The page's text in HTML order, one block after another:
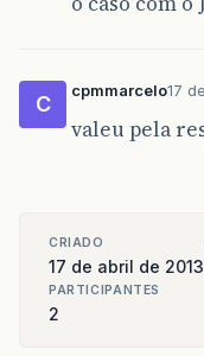
C
cpmmarcelo17
valeu pela
CRIADO
17 de abril de 2013
PARTICIPANTES
2